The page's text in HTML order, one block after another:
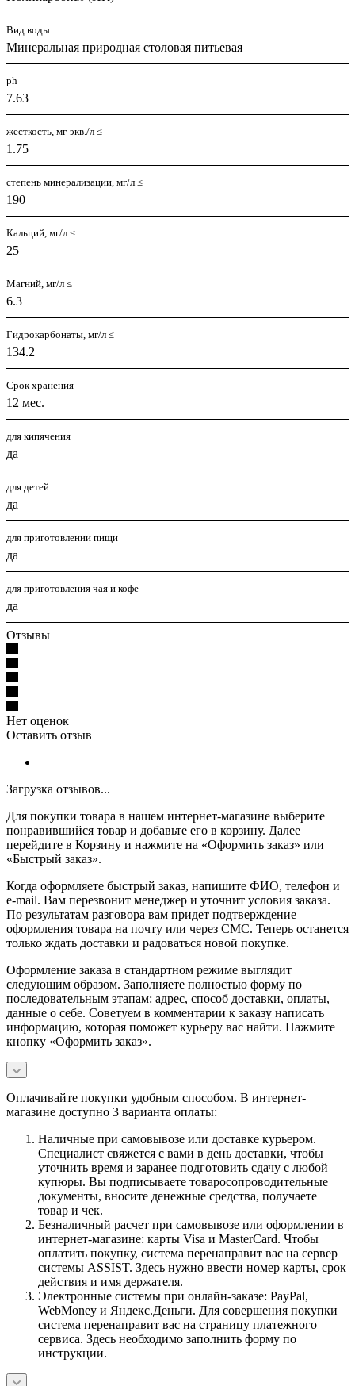
Вид воды
Минеральная природная столовая питьевая
ph
7.63
жесткость, мг-экв./л ≤
1.75
степень минерализации, мг/л ≤
190
Кальций, мг/л ≤
25
Магний, мг/л ≤
6.3
Гидрокарбонаты, мг/л ≤
134.2
Срок хранения
12 мес.
для кипячения
да
для детей
да
для приготовлении пищи
да
для приготовления чая и кофе
да
Отзывы
Нет оценок
Оставить отзыв
Загрузка отзывов...
Для покупки товара в нашем интернет-магазине выберите
понравившийся товар и добавьте его в корзину. Далее
перейдите в Корзину и нажмите на «Оформить заказ» или
«Быстрый заказ».
Когда оформляете быстрый заказ, напишите ФИО, телефон и
e-mail. Вам перезвонит менеджер и уточнит условия заказа.
По результатам разговора вам придет подтверждение
оформления товара на почту или через СМС. Теперь останется
только ждать доставки и радоваться новой покупке.
Оформление заказа в стандартном режиме выглядит
следующим образом. Заполняете полностью форму по
последовательным этапам: адрес, способ доставки, оплаты,
данные о себе. Советуем в комментарии к заказу написать
информацию, которая поможет курьеру вас найти. Нажмите
кнопку «Оформить заказ».
Оплачивайте покупки удобным способом. В интернет-
магазине доступно 3 варианта оплаты:
Наличные при самовывозе или доставке курьером.
Специалист свяжется с вами в день доставки, чтобы
уточнить время и заранее подготовить сдачу с любой
купюры. Вы подписываете товаросопроводительные
документы, вносите денежные средства, получаете
товар и чек.
Безналичный расчет при самовывозе или оформлении в
интернет-магазине: карты Visa и MasterCard. Чтобы
оплатить покупку, система перенаправит вас на сервер
системы ASSIST. Здесь нужно ввести номер карты, срок
действия и имя держателя.
Электронные системы при онлайн-заказе: PayPal,
WebMoney и Яндекс.Деньги. Для совершения покупки
система перенаправит вас на страницу платежного
сервиса. Здесь необходимо заполнить форму по
инструкции.